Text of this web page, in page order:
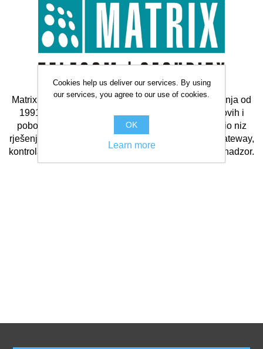
Matrix razvija telekomunikacijska i sigurnosna rješenja od
1991. Sa više od 40% zaposlenih na razvijanju novih i
poboljšavanju postojećih proizvoda, Matrix je razvio niz
rješenja poput IP centrala, Universal, VoIP i GSM Gateway,
kontrola prolaza, evidencija radnog vremena i videonadzor.
Cookies help us deliver our services. By using
our services, you agree to our use of cookies.
OK
Learn more